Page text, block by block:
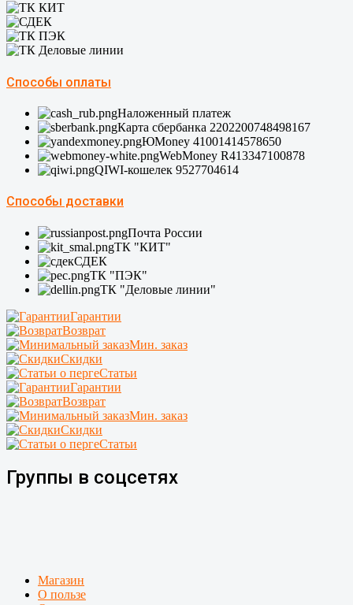
Способы оплаты
Наложенный платеж
Карта сбербанка 2202200748498167
ЮMoney 41001414578650
WebMoney R413347100878
QIWI-кошелек 9527704614
Способы доставки
Почта России
ТК "КИТ"
СДЕК
ТК "ПЭК"
ТК "Деловые линии"
Гарантии
Возврат
Мин. заказ
Скидки
Статьи
Гарантии
Возврат
Мин. заказ
Скидки
Статьи
Группы в соцсетях
Магазин
О пользе